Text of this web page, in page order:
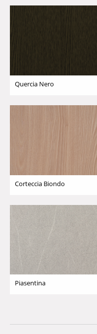
Quercia Nero
Corteccia Biondo
Piasentina